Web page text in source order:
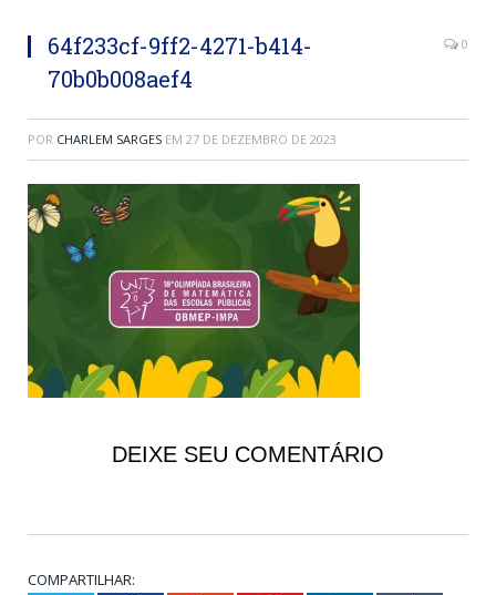
64f233cf-9ff2-4271-b414-
70b0b008aef4
0
POR CHARLEM SARGES EM 27 DE DEZEMBRO DE 2023
DEIXE SEU COMENTÁRIO
COMPARTILHAR: